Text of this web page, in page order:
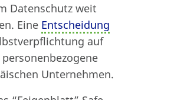
Datenschutz weit
Eine Entscheidung
auf
Unternehmen.